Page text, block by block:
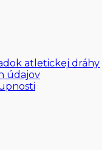
atletickej dráhy
údajov